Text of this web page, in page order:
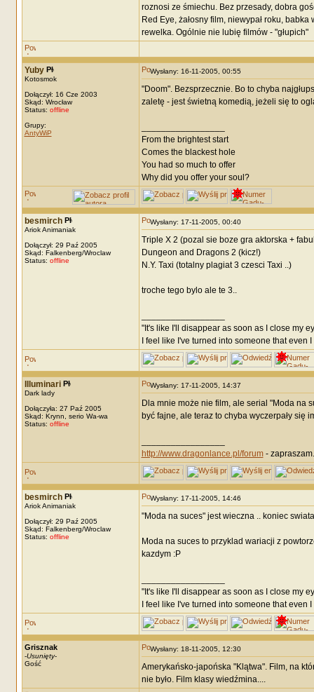
roznosi ze śmiechu. Bez przesady, dobra
Red Eye, żałosny film, niewypał roku,
rewelka. Ogólnie nie lubię filmów - "głupich"
Yuby
Kotosmok
Dołączył: 16 Cze 2003
Skąd: Wrocław
Status: offline
Grupy:
AntyWiP
Wysłany: 16-11-2005, 00:55
"Doom". Bezsprzecznie. Bo to chyba
zaletę - jest świetną komedią, jeżeli się to
From the brightest start
Comes the blackest hole
You had so much to offer
Why did you offer your soul?
besmirch
Ariok Animaniak
Dołączył: 29 Paź 2005
Skąd: Falkenberg/Wroclaw
Status: offline
Wysłany: 17-11-2005, 00:40
Triple X 2 (pozal sie boze gra aktorska +
Dungeon and Dragons 2 (kicz!)
N.Y. Taxi (totalny plagiat 3 czesci Taxi ..)
troche tego bylo ale te 3..
"It's like I'll disappear as soon as I close my
I feel like I've turned into someone that even
Illuminari
Dark lady
Dołączyła: 27 Paź 2005
Skąd: Krynn, serio Wa-wa
Status: offline
Wysłany: 17-11-2005, 14:37
Dla mnie może nie film, ale serial "Moda na
być fajne, ale teraz to chyba wyczerpały się
http://www.dragonlance.pl/forum- zapraszam.
besmirch
Ariok Animaniak
Dołączył: 29 Paź 2005
Skąd: Falkenberg/Wroclaw
Status: offline
Wysłany: 17-11-2005, 14:46
"Moda na suces" jest wieczna .. koniec
Moda na suces to przyklad wariacji z
kazdym :P
"It's like I'll disappear as soon as I close my
I feel like I've turned into someone that even
Grisznak
-Usunięty-
Gość
Wysłany: 18-11-2005, 12:30
Amerykańsko-japońska "Klątwa". Film, na
nie było. Film klasy wiedźmina....